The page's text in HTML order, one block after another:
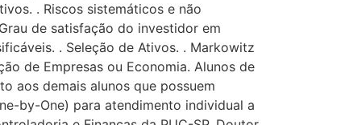
. Riscos sistemáticos e não
de satisfação do investidor em
. Seleção de Ativos. . Markowitz
de Empresas ou Economia. Alunos de
aos demais alunos que possuem
by-One) para atendimento individual a